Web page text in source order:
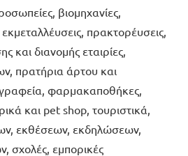
βιομηχανίες,
εκμεταλλέυσεις, πρακτορέυσεις,
και διανομής εταιρίες,
πρατήρια άρτου και
φαρμακαποθήκες,
και pet shop, τουριστικά,
εκθέσεων, εκδηλώσεων,
σχολές, εμπορικές